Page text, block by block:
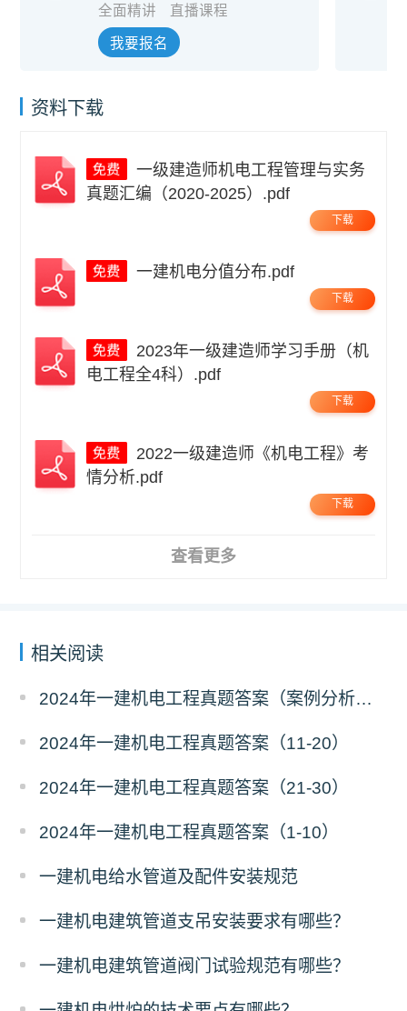
全面精讲 直播课程
我要报名
资料下载
一级建造师机电工程管理与实务
真题汇编（2020-2025）.pdf
下载
一建机电分值分布.pdf
下载
电工程全4科）.pdf
下载
情分析.pdf
下载
查看更多
相关阅读
2024年一建机电工程真题答案（案例分析题）
2024年一建机电工程真题答案（11-20）
2024年一建机电工程真题答案（21-30）
2024年一建机电工程真题答案（1-10）
一建机电给水管道及配件安装规范
一建机电建筑管道支吊安装要求有哪些？
一建机电建筑管道阀门试验规范有哪些？